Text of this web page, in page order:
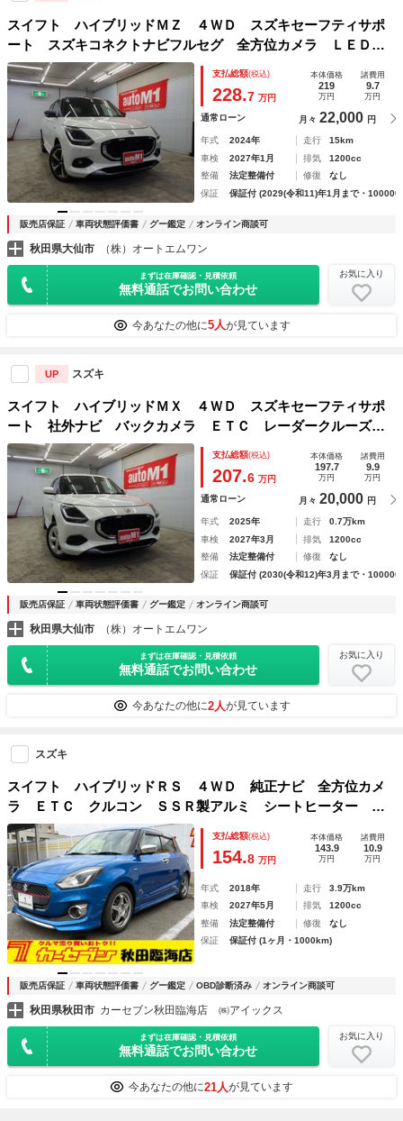
スイフト ハイブリッドＭＺ ４ＷＤ スズキセーフティサポ
ート スズキコネクトナビフルセグ 全方位カメラ ＬＥＤヘ
ッドライト ＬＥＤフォグ 純正１６インチＡＷ Ｆ左右シー
トヒーター ミラーヒーター ＢＳＭ ＥＳＰ 登録済未使用
支払総額(税込)
228.7 万円
本体価格
219
万円
諸費用
9.7
万円
通常ローン 月々 22,000 円
年式 2024年 走行
15km
車検
2027年1月 排気
1200cc
整備
法定整備付 修復
なし
保証
保証付 (2029(令和11)年1月まで・
販売店保証 車両状態評価書 グー鑑定 オンライン商談可
秋田県大仙市 （株）オートエムワン
まずは在庫確認・見積依頼
無料通話でお問い合わせ
お気に入り
今あなたの他に5人が見ています
UP スズキ
スイフト ハイブリッドＭＸ ４ＷＤ スズキセーフティサポ
ート 社外ナビ バックカメラ ＥＴＣ レーダークルーズ
ＢＳＭ アイドリングストップ Ｆ左右シートヒーター ミラ
ーヒーター 純正１６インチＡＷ スマートキー２個 禁煙車
支払総額(税込)
207.6 万円
本体価格
197.7
万円
諸費用
9.9
万円
通常ローン 月々 20,000 円
年式 2025年 走行
0.7万km
車検
2027年3月 排気
1200cc
整備
法定整備付 修復
なし
保証
保証付 (2030(令和12)年3月まで・
販売店保証 車両状態評価書 グー鑑定 オンライン商談可
秋田県大仙市 （株）オートエムワン
まずは在庫確認・見積依頼
無料通話でお問い合わせ
お気に入り
今あなたの他に2人が見ています
スズキ
スイフト ハイブリッドＲＳ ４ＷＤ 純正ナビ 全方位カメ
ラ ＥＴＣ クルコン ＳＳＲ製アルミ シートヒーター ア
イドリングストップ Ｂｌｕｅｔｏｏｔｈ接続 ＡＵＸ 横滑
り防止 車線逸脱防止 衝突軽減 リアフォグランプ オート
ＡＣ
支払総額(税込)
154.8 万円
本体価格
143.9
万円
諸費用
10.9
万円
年式 2018年 走行
3.9万km
車検
2027年5月 排気
1200cc
整備
法定整備付 修復
なし
保証
保証付 (1ヶ月・1000km)
販売店保証 車両状態評価書 グー鑑定 OBD診断済み オンライン商談可
秋田県秋田市 カーセブン秋田臨海店 ㈱アイックス
まずは在庫確認・見積依頼
無料通話でお問い合わせ
お気に入り
今あなたの他に21人が見ています